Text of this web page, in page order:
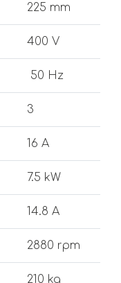
225 mm
400 V
50 Hz
3
16 A
7.5 kW
14.8 A
2880 rpm
210 kg